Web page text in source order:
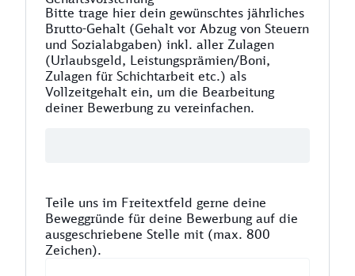
Bitte trage hier dein gewünschtes jährliches
Brutto-Gehalt (Gehalt vor Abzug von Steuern
und Sozialabgaben) inkl. aller Zulagen
(Urlaubsgeld, Leistungsprämien/Boni,
Zulagen für Schichtarbeit etc.) als
Vollzeitgehalt ein, um die Bearbeitung
deiner Bewerbung zu vereinfachen.
Teile uns im Freitextfeld gerne deine
Beweggründe für deine Bewerbung auf die
ausgeschriebene Stelle mit (max. 800
Zeichen).